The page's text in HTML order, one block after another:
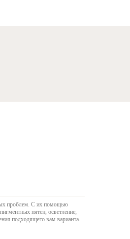
проблем. С их помощью
пятен, осветление,
подходящего вам варианта.